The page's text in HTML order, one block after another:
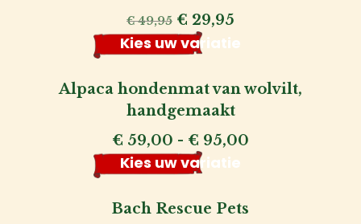
€49,95 Oorspronkelijke
prijs
was:
€ 49,95.
€ 29,95
prijs
€ 29,95.
Kies uw variatie
Alpaca hondenmat van wolvilt,
handgemaakt
€ 59,00 - € 95,00
Kies uw variatie
Bach Rescue Pets